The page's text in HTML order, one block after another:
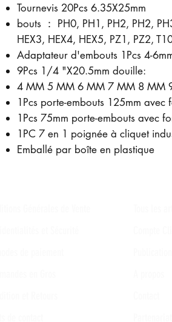
Tournevis 20Pcs 6.35X25mm
bouts ： PH0, PH1, PH2, PH2,
HEX3, HEX4, HEX5, PZ1, PZ2,
Adaptateur d'embouts 1Pcs 4-
9Pcs 1/4 "X20.5mm douille:
4 MM 5 MM 6 MM 7 MM 8 MM
1Pcs porte-embouts 125mm avec
1Pcs 75mm porte-embouts avec
1PC 7 en 1 poignée à cliquet
Emballé par boîte en plastique